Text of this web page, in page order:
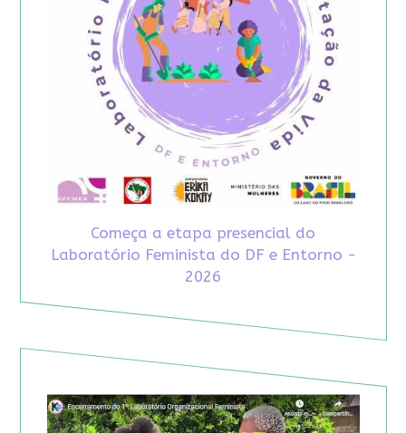
Começa a etapa presencial do
Laboratório Feminista do DF e Entorno -
2026